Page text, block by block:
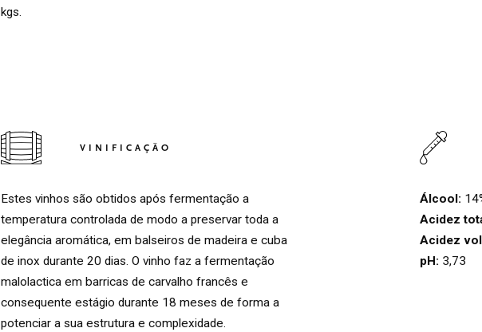
03 OS NOSSOS
04
kgs.
VINIFICAÇÃO
Estes vinhos são obtidos após fermentação a
temperatura controlada de modo a preservar toda a
elegância aromática, em balseiros de madeira e cuba
de inox durante 20 dias. O vinho faz a fermentação
malolactica em barricas de carvalho francês e
consequente estágio durante 18 meses de forma a
potenciar a sua estrutura e complexidade.
Álcool:
Acidez
Acidez
pH: 3,73